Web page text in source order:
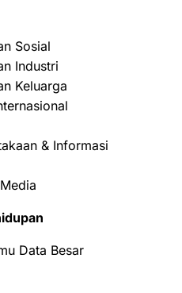
Sosial
Industri
Keluarga
& Informasi
Data Besar